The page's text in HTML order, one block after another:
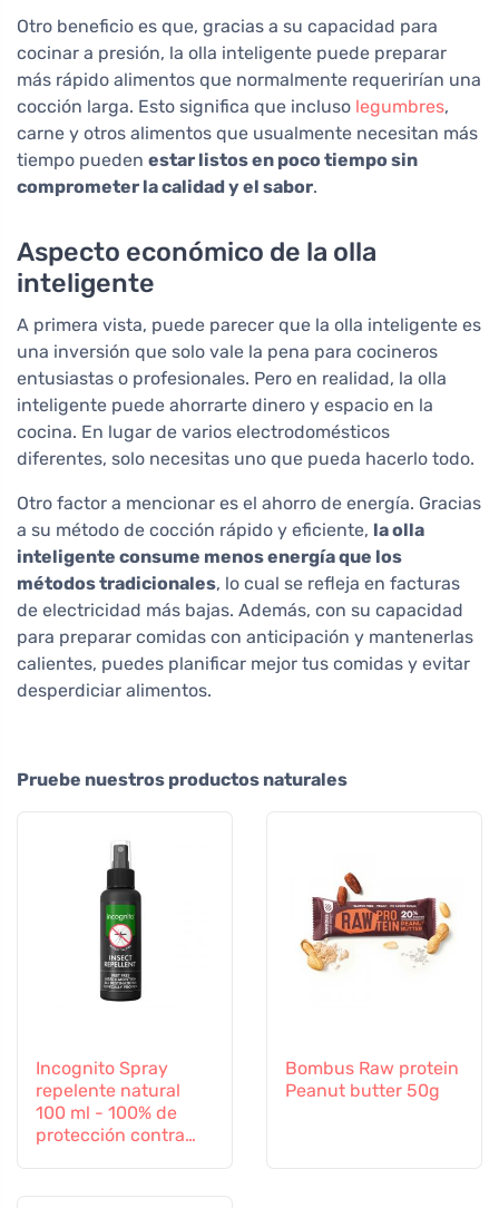
Otro beneficio es que, gracias a su capacidad para
cocinar a presión, la olla inteligente puede preparar
más rápido alimentos que normalmente requerirían una
cocción larga. Esto significa que incluso legumbres,
carne y otros alimentos que usualmente necesitan más
tiempo pueden estar listos en poco tiempo sin
comprometer la calidad y el sabor.
Aspecto económico de la olla
inteligente
A primera vista, puede parecer que la olla inteligente es
una inversión que solo vale la pena para cocineros
entusiastas o profesionales. Pero en realidad, la olla
inteligente puede ahorrarte dinero y espacio en la
cocina. En lugar de varios electrodomésticos
diferentes, solo necesitas uno que pueda hacerlo todo.
Otro factor a mencionar es el ahorro de energía. Gracias
a su método de cocción rápido y eficiente, la olla
inteligente consume menos energía que los
métodos tradicionales, lo cual se refleja en facturas
de electricidad más bajas. Además, con su capacidad
para preparar comidas con anticipación y mantenerlas
calientes, puedes planificar mejor tus comidas y evitar
desperdiciar alimentos.
Pruebe nuestros productos naturales
Incognito Spray
repelente natural
100 ml - 100% de
protección contra
Bombus Raw protein
Peanut butter 50g